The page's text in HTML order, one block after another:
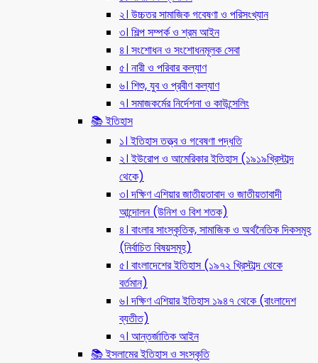
২। উচ্চতর সামাজিক গবেষণা ও পরিসংখ্যান
৩। শিল্প সম্পর্ক ও শ্রম আইন
৪। সংশোধন ও সংশোধনমূলক সেবা
৫। নারী ও পরিবার কল্যাণ
৬। শিশু, যুব ও প্রবীণ কল্যাণ
৭। সমাজকর্মের নির্দেশনা ও কাউন্সেলিং
📚 ইতিহাস
১। ইতিহাস তত্ত্ব ও গবেষণা পদ্ধতি
২। ইউরোপ ও আমেরিকার ইতিহাস (১৯১৯খ্রিস্টাব্দ
থেকে)
৩। দক্ষিণ এশিয়ার জাতীয়তাবাদ ও জাতীয়তাবাদী
আন্দোলন (উনিশ ও বিশ শতক)
৪। বাংলার সাংস্কৃতিক, সামাজিক ও অর্থনৈতিক দিকসমূহ
(নির্বাচিত বিষয়সমূহ)
৫। বাংলাদেশের ইতিহাস (১৯৭২ খ্রিস্টাব্দ থেকে
বর্তমান)
৬। দক্ষিণ এশিয়ার ইতিহাস ১৯৪৭ থেকে (বাংলাদেশ
ব্যতীত)
৭। আন্তর্জাতিক আইন
📚 ইসলামের ইতিহাস ও সংস্কৃতি